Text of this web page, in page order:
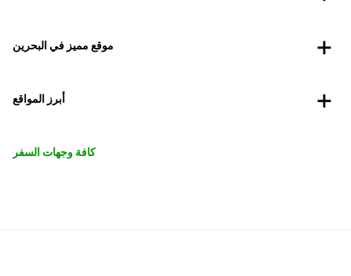
موقع مميز في البحرين
أبرز المواقع
كافة وجهات السفر